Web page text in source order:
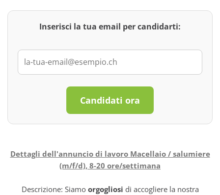
Inserisci la tua email per candidarti:
Candidati ora
Dettagli dell'annuncio di lavoro Macellaio / salumiere
(m/f/d), 8-20 ore/settimana
Descrizione: Siamo orgogliosi di accogliere la nostra